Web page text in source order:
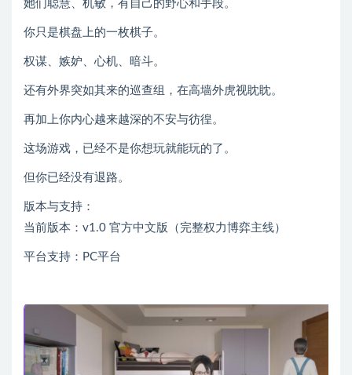
她们聪慧、机敏，有自己的野心和手段。
你只是棋盘上的一枚棋子。
权谋、嫉妒、心机、暗斗。
还有外界突如其来的巡查组，在高墙外虎视眈眈。
再加上你内心越来越深的不安与彷徨。
这场游戏，已经不是你想玩就能玩的了。
但你已经没有退路。
版本与支持：
当前版本：v1.0 官方中文版（完整权力博弈主线）
平台支持：PC平台